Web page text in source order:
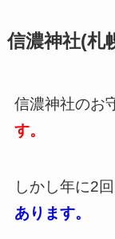
信濃神社(札
信濃神社のお
す。
しかし年に2回
あります。